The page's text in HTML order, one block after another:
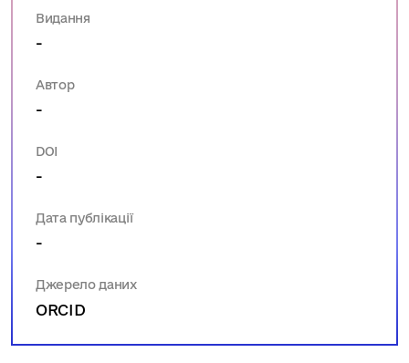
Видання
-
Автор
-
DOI
-
Дата публікації
-
Джерело даних
ORCID